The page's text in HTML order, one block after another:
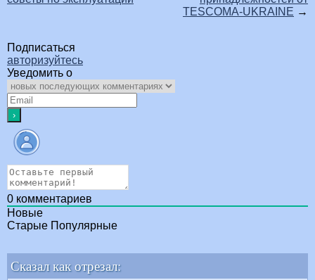
TESCOMA-UKRAINE →
Подписаться
авторизуйтесь
Уведомить о
0 комментариев
Новые
Старые Популярные
Сказал как отрезал: